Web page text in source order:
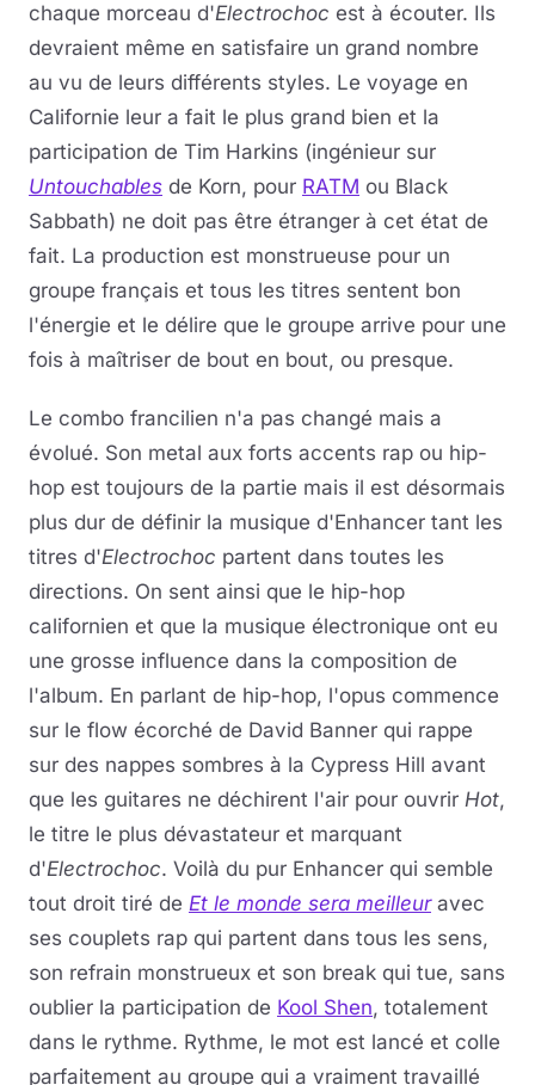
chaque morceau d'Electrochoc est à écouter. Ils
devraient même en satisfaire un grand nombre
au vu de leurs différents styles. Le voyage en
Californie leur a fait le plus grand bien et la
participation de Tim Harkins (ingénieur sur
Untouchables de Korn, pour RATM ou Black
Sabbath) ne doit pas être étranger à cet état de
fait. La production est monstrueuse pour un
groupe français et tous les titres sentent bon
l'énergie et le délire que le groupe arrive pour une
fois à maîtriser de bout en bout, ou presque.
Le combo francilien n'a pas changé mais a
évolué. Son metal aux forts accents rap ou hip-
hop est toujours de la partie mais il est désormais
plus dur de définir la musique d'Enhancer tant les
titres d'Electrochoc partent dans toutes les
directions. On sent ainsi que le hip-hop
californien et que la musique électronique ont eu
une grosse influence dans la composition de
l'album. En parlant de hip-hop, l'opus commence
sur le flow écorché de David Banner qui rappe
sur des nappes sombres à la Cypress Hill avant
que les guitares ne déchirent l'air pour ouvrir Hot,
le titre le plus dévastateur et marquant
d'Electrochoc. Voilà du pur Enhancer qui semble
tout droit tiré de Et le monde sera meilleuravec
ses couplets rap qui partent dans tous les sens,
son refrain monstrueux et son break qui tue, sans
oublier la participation de Kool Shen, totalement
dans le rythme. Rythme, le mot est lancé et colle
parfaitement au groupe qui a vraiment travaillé